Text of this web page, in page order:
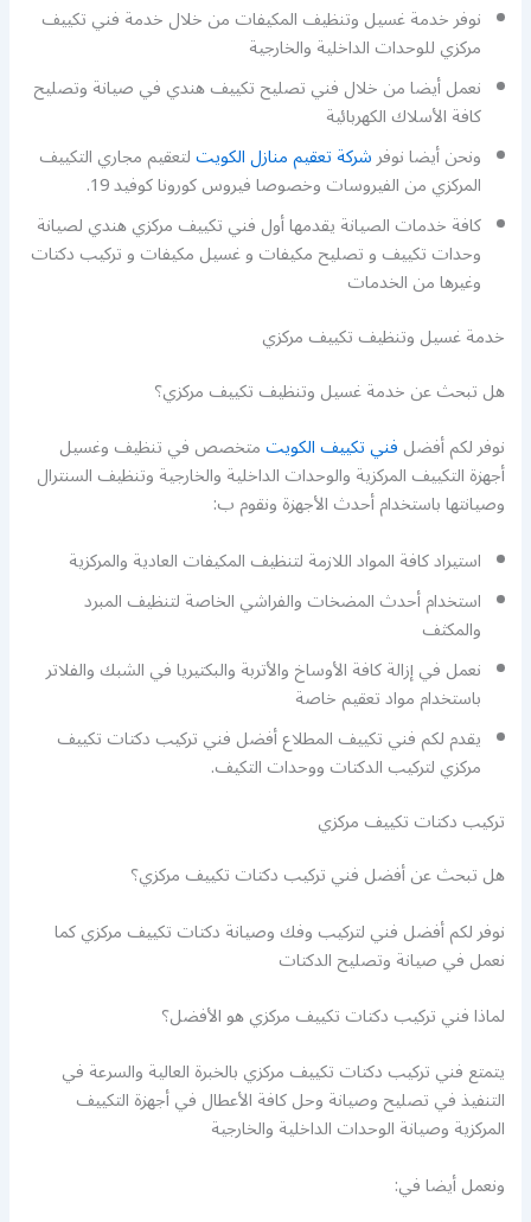
نوفر خدمة غسيل وتنظيف المكيفات من خلال خدمة فني تكييف
مركزي للوحدات الداخلية والخارجية
نعمل أيضا من خلال فني تصليح تكييف هندي في صيانة وتصليح
كافة الأسلاك الكهربائية
ونحن أيضا نوفرشركة تعقيم منازل الكويتلتعقيم مجاري التكييف
المركزي من الفيروسات وخصوصا فيروس كورونا كوفيد 19.
كافة خدمات الصيانة يقدمها أول فني تكييف مركزي هندي لصيانة
وحدات تكييف و تصليح مكيفات و غسيل مكيفات و تركيب دكتات
وغيرها من الخدمات
خدمة غسيل وتنظيف تكييف مركزي
هل تبحث عن خدمة غسيل وتنظيف تكييف مركزي؟
نوفر لكم أفضلفني تكييف الكويتمتخصص في تنظيف وغسيل
أجهزة التكييف المركزية والوحدات الداخلية والخارجية وتنظيف السنترال
وصيانتها باستخدام أحدث الأجهزة ونقوم ب:
استيراد كافة المواد اللازمة لتنظيف المكيفات العادية والمركزية
استخدام أحدث المضخات والفراشي الخاصة لتنظيف المبرد
والمكثف
نعمل في إزالة كافة الأوساخ والأتربة والبكتيريا في الشبك والفلاتر
باستخدام مواد تعقيم خاصة
يقدم لكم فني تكييف المطلاع أفضل فني تركيب دكتات تكييف
مركزي لتركيب الدكتات ووحدات التكيف.
تركيب دكتات تكييف مركزي
هل تبحث عن أفضل فني تركيب دكتات تكييف مركزي؟
نوفر لكم أفضل فني لتركيب وفك وصيانة دكتات تكييف مركزي كما
نعمل في صيانة وتصليح الدكتات
لماذا فني تركيب دكتات تكييف مركزي هو الأفضل؟
يتمتع فني تركيب دكتات تكييف مركزي بالخبرة العالية والسرعة في
التنفيذ في تصليح وصيانة وحل كافة الأعطال في أجهزة التكييف
المركزية وصيانة الوحدات الداخلية والخارجية
ونعمل أيضا في: